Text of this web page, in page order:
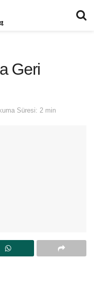
Geri
Süresi: 2 min